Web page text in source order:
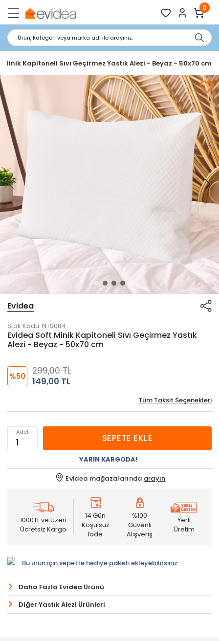
0
Ürün, kategori veya marka adı ile arayınız.
Kapitoneli Sıvı Geçirmez Yastık Alezi - Beyaz - 50x70 cm
Evidea
Stok Kodu: NTS084
Evidea Soft Minik Kapitoneli Sıvı Geçirmez Yastık
Alezi - Beyaz - 50x70 cm
%50
299,00 TL
149,00 TL
Tüm Taksit Seçenekleri
Adet
SEPETE EKLE
YARIN KARGODA!
Evidea mağazalarında arayın
1000TL ve Üzeri
Ücretsiz Kargo
14 Gün
Koşulsuz
İade
%100
Güvenli
Alışveriş
Yerli
Üretim
Bu ürün için sepette hediye paketi ekleyebilirsiniz.
Daha Fazla Evidea Ürünü
Diğer Yastık Alezi Ürünleri